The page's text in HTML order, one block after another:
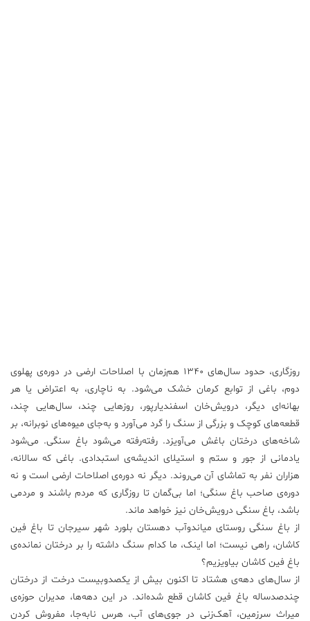
روزگاری، حدود سال‌های ۱۳۴۰ هم‌زمان با اصلاحات ارضی در دوره‌ی پهلوی
دوم، باغی از توابع کرمان خشک می‌شود. به ناچاری، به اعتراض یا هر
بهانه‌ای دیگر، درویش‌خان اسفندیارپور، روزهایی چند، سال‌هایی چند،
قطعه‌های کوچک و بزرگی از سنگ را گرد می‌آورد و به‌جای میوه‌های نوبرانه، بر
شاخه‌های درختان باغش می‌آویزد. رفته‌رفته می‌شود باغ سنگی. می‌شود
یادمانی از جور و ستم و استیلای اندیشه‌ی استبدادی. باغی که سالانه،
هزاران نفر به تماشای آن می‌روند. دیگر نه دوره‌ی اصلاحات ارضی است و نه
دوره‌ی صاحب باغ سنگی؛ اما بی‌گمان تا روزگاری که مردم باشند و مردمی
باشد، باغ سنگی درویش‌خان نیز خواهد ماند.
از باغ سنگی روستای میاندوآب دهستان بلورد شهر سیرجان ‌تا باغ فین
کاشان، راهی نیست؛ اما اینک، ‌ما کدام سنگ داشته را بر درختان نمانده‌ی
باغ فین کاشان بیاویزیم؟
از سال‌های دهه‌ی هشتاد تا اکنون بیش از یکصدوبیست درخت از درختان
چندصدساله باغ فین کاشان قطع شده‌اند. در این دهه‌ها، مدیران حوزه‌ی
میراث سرزمین، آهک‌زنی در جوی‌های آب، هرس نابه‌جا،‌ مفروش کردن